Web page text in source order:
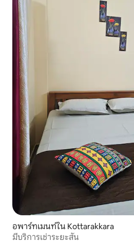
อพาร์ทเมนท์ใน Kottarakkara
มีบริการเช่าระยะสั้น